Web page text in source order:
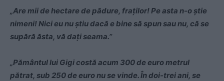
„Are mii de hectare de pădure, fraților! Pe asta n-o știe
nimeni! Nici eu nu știu dacă e bine să spun sau nu, că se
supără ăsta, vă dați seama.”
„Pământul lui Gigi costă acum 300 de euro metrul
pătrat, sub 250 de euro nu se vinde. În doi-trei ani, se